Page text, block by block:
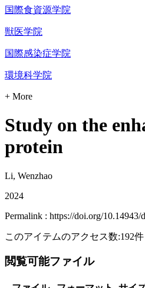
国際食資源学院
獣医学院
国際感染症学院
環境科学院
+ More
Study on the
protein
Li, Wenzhao
2024
Permalink : https://doi.org/10.14943/
このアイテムのアクセス数:192件
閲覧可能ファイル